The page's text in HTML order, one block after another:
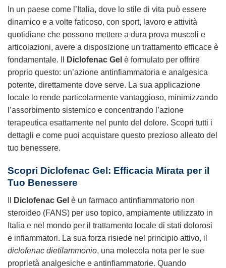
In un paese come l’Italia, dove lo stile di vita può essere
dinamico e a volte faticoso, con sport, lavoro e attività
quotidiane che possono mettere a dura prova muscoli e
articolazioni, avere a disposizione un trattamento efficace è
fondamentale. Il
Diclofenac Gel è formulato per offrire
proprio questo: un’azione antinfiammatoria e analgesica
potente, direttamente dove serve. La sua applicazione
locale lo rende particolarmente vantaggioso, minimizzando
l’assorbimento sistemico e concentrando l’azione
terapeutica esattamente nel punto del dolore. Scopri tutti i
dettagli e come puoi acquistare questo prezioso alleato del
tuo benessere.
Scopri Diclofenac Gel : Efficacia Mirata per il
Tuo Benessere
Diclofenac Gel è un farmaco antinfiammatorio non
steroideo (FANS) per uso topico, ampiamente utilizzato in
Italia e nel mondo per il trattamento locale di stati dolorosi
e infiammatori. La sua forza risiede nel principio attivo, il
diclofenac dietilammonio, una molecola nota per le sue
proprietà analgesiche e antinfiammatorie. Quando